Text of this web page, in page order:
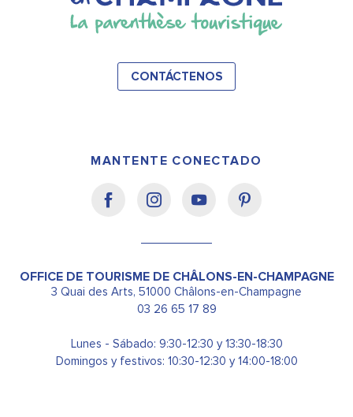
CONTÁCTENOS
MANTENTE CONECTADO
OFFICE DE TOURISME DE CHÂLONS-EN-CHAMPAGNE
3 Quai des Arts, 51000 Châlons-en-Champagne
03 26 65 17 89
Lunes - Sábado: 9:30-12:30 y 13:30-18:30
Domingos y festivos: 10:30-12:30 y 14:00-18:00